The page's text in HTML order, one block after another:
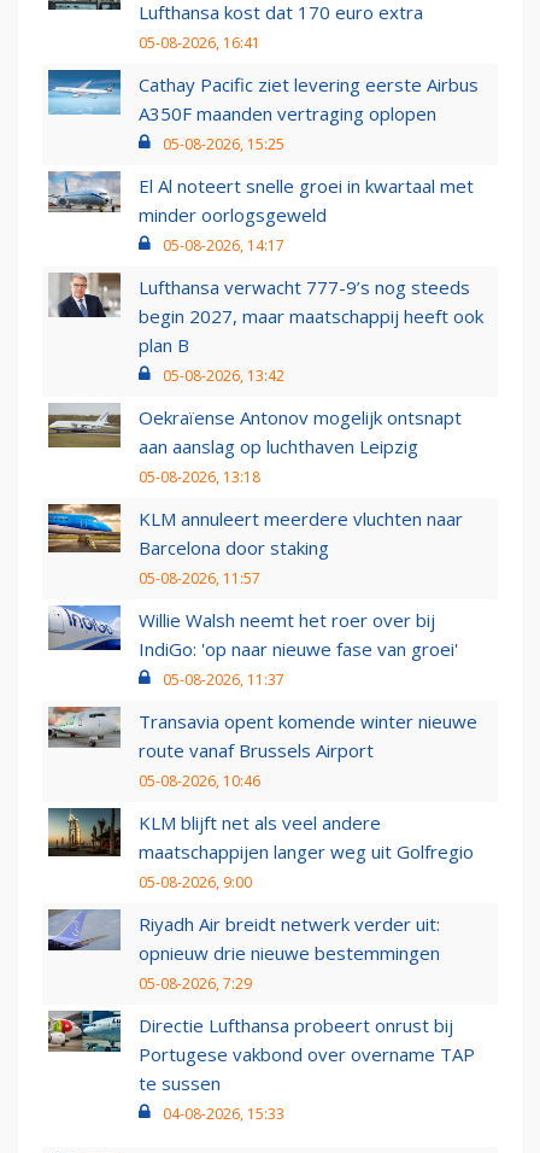
Lufthansa kost dat 170 euro extra
05-08-2026, 16:41
Cathay Pacific ziet levering eerste Airbus
A350F maanden vertraging oplopen
05-08-2026, 15:25
El Al noteert snelle groei in kwartaal met
minder oorlogsgeweld
05-08-2026, 14:17
Lufthansa verwacht 777-9’s nog steeds
begin 2027, maar maatschappij heeft ook
plan B
05-08-2026, 13:42
Oekraïense Antonov mogelijk ontsnapt
aan aanslag op luchthaven Leipzig
05-08-2026, 13:18
KLM annuleert meerdere vluchten naar
Barcelona door staking
05-08-2026, 11:57
Willie Walsh neemt het roer over bij
IndiGo: 'op naar nieuwe fase van groei'
05-08-2026, 11:37
Transavia opent komende winter nieuwe
route vanaf Brussels Airport
05-08-2026, 10:46
KLM blijft net als veel andere
maatschappijen langer weg uit Golfregio
05-08-2026, 9:00
Riyadh Air breidt netwerk verder uit:
opnieuw drie nieuwe bestemmingen
05-08-2026, 7:29
Directie Lufthansa probeert onrust bij
Portugese vakbond over overname TAP
te sussen
04-08-2026, 15:33